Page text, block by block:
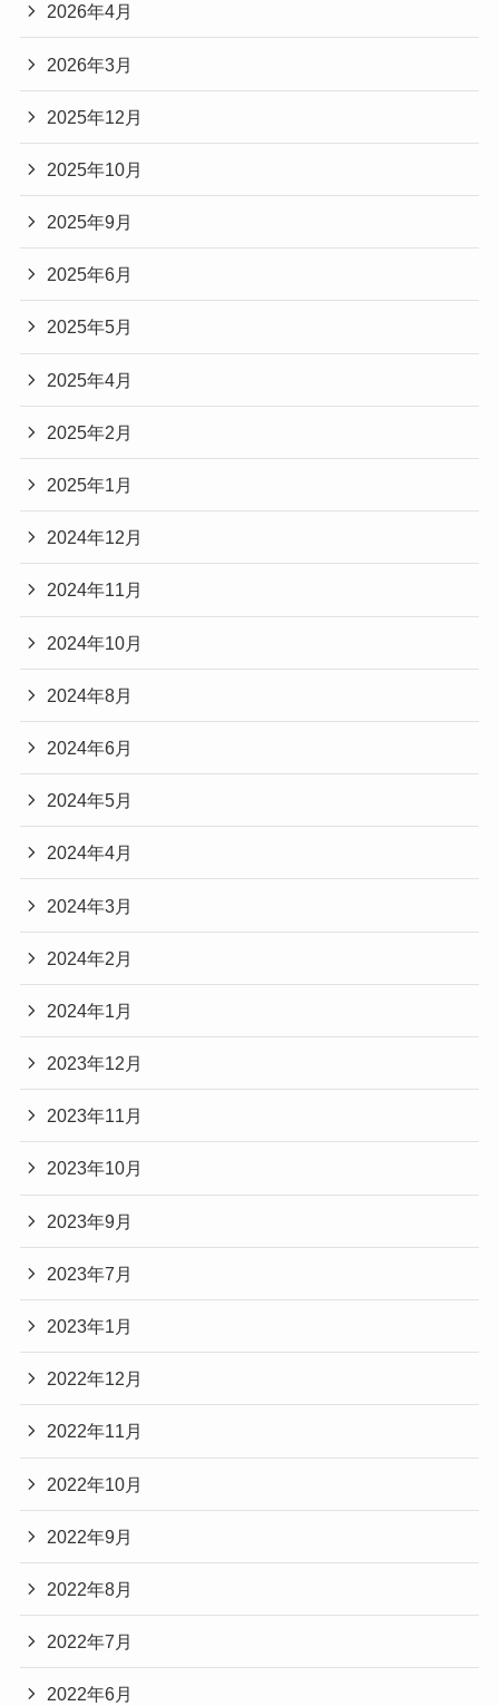
2026年4月
2026年3月
2025年12月
2025年10月
2025年9月
2025年6月
2025年5月
2025年4月
2025年2月
2025年1月
2024年12月
2024年11月
2024年10月
2024年8月
2024年6月
2024年5月
2024年4月
2024年3月
2024年2月
2024年1月
2023年12月
2023年11月
2023年10月
2023年9月
2023年7月
2023年1月
2022年12月
2022年11月
2022年10月
2022年9月
2022年8月
2022年7月
2022年6月